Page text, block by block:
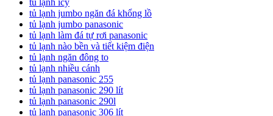
tủ lạnh jumbo ngăn đá khổng lồ
tủ lạnh jumbo panasonic
tủ lạnh làm đá tự rơi panasonic
tủ lạnh nào bền và tiết kiệm điện
tủ lạnh ngăn đông to
tủ lạnh nhiều cánh
tủ lạnh panasonic 255
tủ lạnh panasonic 290 lít
tủ lạnh panasonic 290l
tủ lạnh panasonic 306 lít